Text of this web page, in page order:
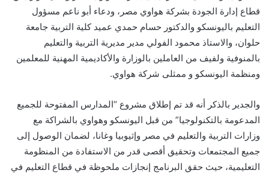
قطاع إدارة الجودة بشركة هواوي مصر، ودعاء أبو ناعم مسؤول
التعليم باليونسكو والدكتور حسام حمدي عميد كلية التربية جامعة
حلوان، والاستاذ محمود الفولي مدير مديرية التربية والتعليم
بالمنوفية ولفيف من العاملين بالوزارة والأكاديمية المهنية للمعلمين
ومنظمة اليونسكو و ممثلى شركة هواوي.
والجدير بالذكر أنه قد تم إطلاق مشروع “المدارس المفتوحة للجميع
المدعومة بالتكنولوجيا” من قبل اليونسكو وهواوي بالشراكة مع
وزارات التربية والتعليم في مصر وإثيوبيا وغانا، لضمان الوصول إلى
جميع المجتمعات وتحقيق أقصى قدر من الاستفادة من المنظومة
التعليمية، حيث حقق البرنامج إنجازات ملحوظة في قطاع التعليم في